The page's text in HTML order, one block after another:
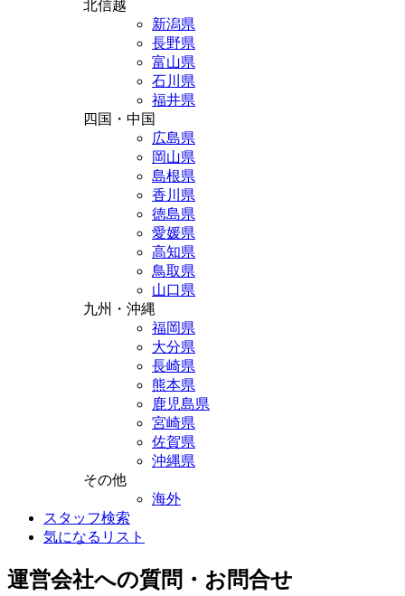
北信越
新潟県
長野県
富山県
石川県
福井県
四国・中国
広島県
岡山県
島根県
香川県
徳島県
愛媛県
高知県
鳥取県
山口県
九州・沖縄
福岡県
大分県
長崎県
熊本県
鹿児島県
宮崎県
佐賀県
沖縄県
その他
海外
スタッフ検索
気になるリスト
運営会社への質問・お問合せ